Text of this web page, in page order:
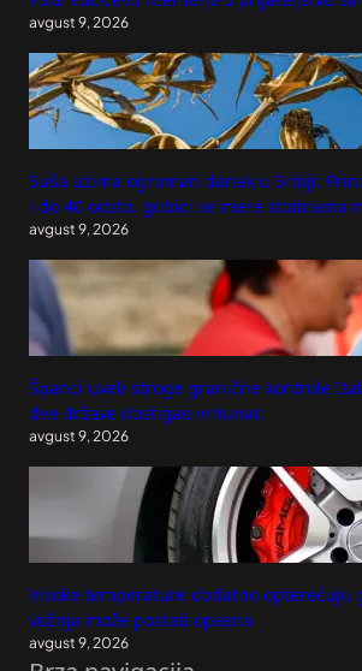
avgust 9, 2026
Suša uzima ogroman danak u Srbiji:
i do 40 odsto, gubici se mere stotinama
avgust 9, 2026
Španci uveli stroge granične kontrole
dve države dostigao vrhunac
avgust 9, 2026
Visoke temperature dodatno opterećuju
vožnja može postati opasna
avgust 9, 2026